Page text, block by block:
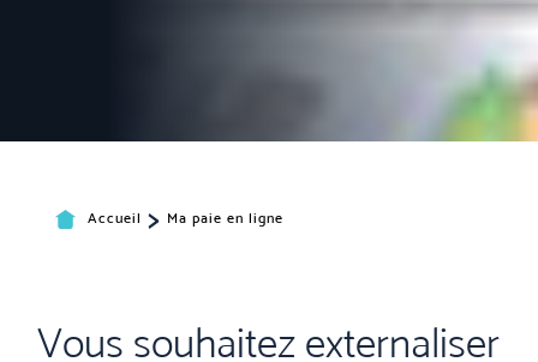
Accueil > Ma paie en ligne
Vous souhaitez externaliser